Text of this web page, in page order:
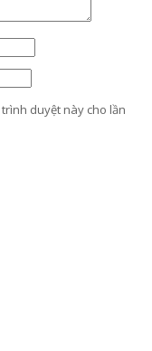
duyệt này cho lần